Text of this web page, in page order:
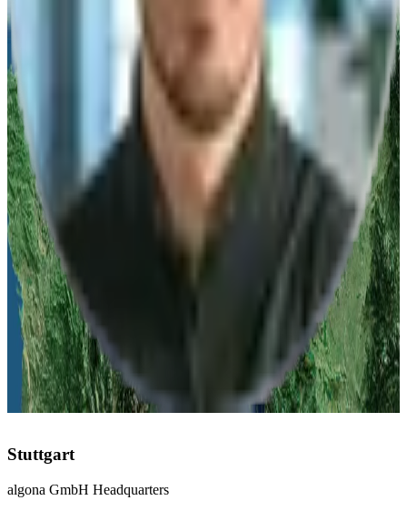
Ich willige ein, dass die algona GmbH die eingegebenen Daten
Anfrage abschicken
Vertrieb
Telefonisch erreichbar
Mo-Fr 08:00-17:00 Uhr
Deutschland
Stuttgart
Düsseldorf
+49 211 976 342 83
Leipzig: +49 341 978 561 63
Österreich
Linz: +43 732 277 277
Schweiz
Zürich: +41 43 508 69 96
Stuttgart
algona GmbH Headquarters